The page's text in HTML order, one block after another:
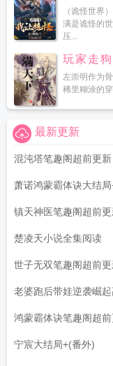
（诡怪世界
满是诡怪的
压...
玩家走
左崇明作为
稀里糊涂的
最新更新
混沌塔笔趣阁超前更新
萧诺鸿蒙霸体诀大结
镇天神医笔趣阁超前
楚凌天小说全集阅读
世子无双笔趣阁超前
老婆跑后带娃逆袭崛
鸿蒙霸体诀笔趣阁超
宁宸大结局+(番外)